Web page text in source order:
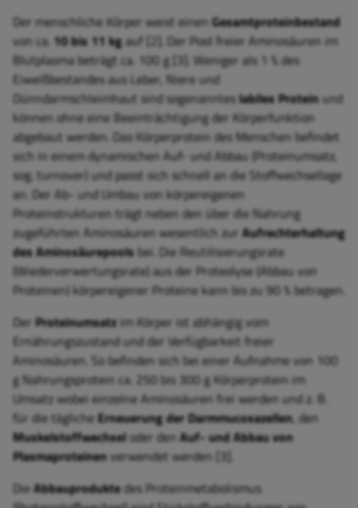
Der menschliche Körper weist einenGesamtproteinbestand
von ca. 10 bis 11 kgauf [2]. Der Pool freier Aminosäuren im
Blutplasma beträgt ca. 100 g [3]. Weniger als 1 % des
Eiweißbestandes aus Leber, Niere und
Dünndarmschleimhaut sind sogenannteslabiles Proteinund
können ohne eine Beeinträchtigung der Körperfunktion
abgebaut werden. Das Körperprotein des Menschen befindet
sich in einem dynamischen Auf- und Abbau (Proteinumsatz,
sog. turnover) und passt sich schnell an die Stoffwechsellage
an. Der Ab- und Umbau von körpereigenen
Proteinstrukturen trägt neben den über die Nahrung
zugeführten Aminosäuren wesentlich zur Aufrechterhaltung
des Aminosäurepoolsbei. Die Reutilisierungsrate
(Wiederverwertungsrate) aus der Proteolyse (Abbau von
Proteinen) körpereigener Proteine kann bis zu 90 % betragen.
DerProteinumsatzim Körper ist abhängig vom
Ernährungszustand und der Verfügbarkeit freier
Aminosäuren. So befinden sich bei einer Aufnahme von 100
g Nahrungsprotein ca. 250 bis 300 g Körperprotein im
Umsatz wobei einzelne Aminosäuren frei werden und z. B.
für die täglicheErneuerung der Darmmucosazellen, den
Muskelstoffwechseloder denAuf- und Abbau von
Plasmaproteinenverwendet werden [3].
DieAbbauproduktedes Proteinmetabolismus